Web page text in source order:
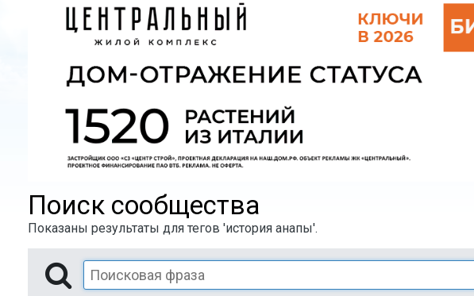
Поиск сообщества
Показаны результаты для тегов 'история анапы'.